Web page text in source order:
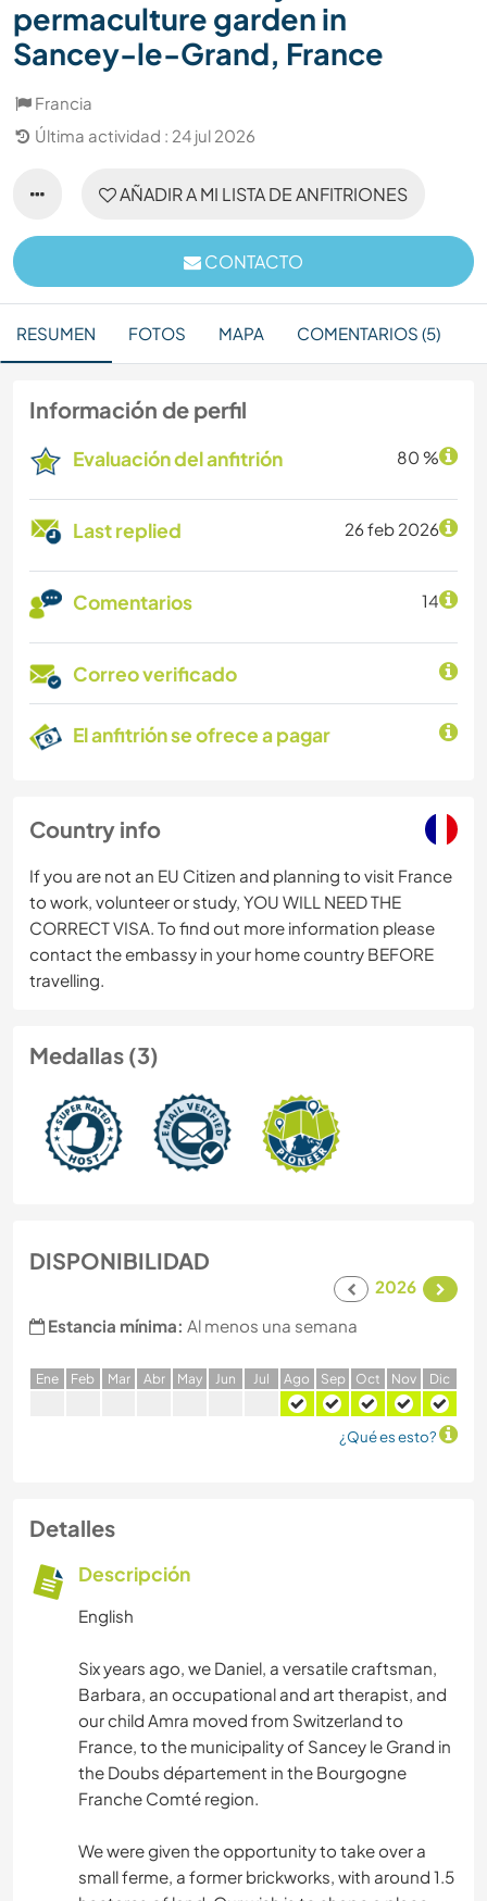
permaculture garden in
Sancey-le-Grand, France
Francia
Última actividad : 24 jul 2026
AÑADIR A MI LISTA DE ANFITRIONES
CONTACTO
RESUMEN FOTOS MAPA COMENTARIOS (5)
Información de perfil
Evaluación del anfitrión 80 %
Last replied 26 feb 2026
Comentarios 14
Correo verificado
El anfitrión se ofrece a pagar
Country info
If you are not an EU Citizen and planning to visit France
to work, volunteer or study, YOU WILL NEED THE
CORRECT VISA. To find out more information please
contact the embassy in your home country BEFORE
travelling.
Medallas (3)
DISPONIBILIDAD
2026
Estancia mínima: Al menos una semana
Ene Feb Mar Abr May Jun Jul Ago Sep Oct Nov Dic
¿Qué es esto?
Detalles
Descripción
English
Six years ago, we Daniel, a versatile craftsman,
Barbara, an occupational and art therapist, and
our child Amra moved from Switzerland to
France, to the municipality of Sancey le Grand in
the Doubs département in the Bourgogne
Franche Comté region.
We were given the opportunity to take over a
small ferme, a former brickworks, with around 1.5